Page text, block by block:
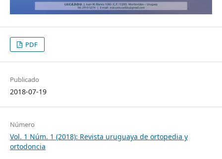
PDF
Publicado
2018-07-19
Número
Vol. 1 Núm. 1 (2018): Revista uruguaya de ortopedia y
ortodoncia